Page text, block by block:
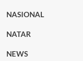
NASIONAL
NATAR
NEWS